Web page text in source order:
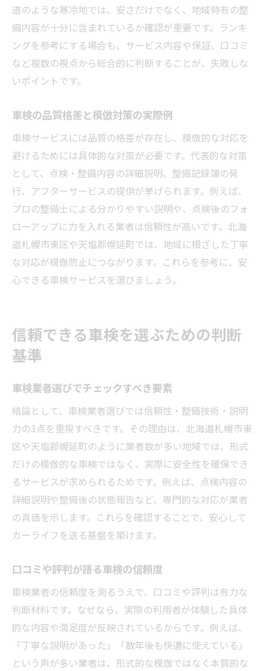
道のような寒冷地では、安さだけでなく、地域特有の整
備内容が十分に含まれているか確認が重要です。ランキ
ングを参考にする場合も、サービス内容や保証、口コミ
など複数の視点から総合的に判断することが、失敗しな
いポイントです。
車検の品質格差と模倣対策の実際例
車検サービスには品質の格差が存在し、模倣的な対応を
避けるためには具体的な対策が必要です。代表的な対策
として、点検・整備内容の詳細説明、整備記録簿の発
行、アフターサービスの提供が挙げられます。例えば、
プロの整備士による分かりやすい説明や、点検後のフォ
ローアップに力を入れる業者は信頼性が高いです。北海
道札幌市東区や天塩郡幌延町では、地域に根ざした丁寧
な対応が模倣防止につながります。これらを参考に、安
心できる車検サービスを選びましょう。
信頼できる車検を選ぶための判断
基準
車検業者選びでチェックすべき要素
結論として、車検業者選びでは信頼性・整備技術・説明
力の3点を重視すべきです。その理由は、北海道札幌市東
区や天塩郡幌延町のように業者数が多い地域では、形式
だけの模倣的な車検ではなく、実際に安全性を確保でき
るサービスが求められるためです。例えば、点検内容の
詳細説明や整備後の状態報告など、専門的な対応が業者
の真価を示します。これらを確認することで、安心して
カーライフを送る基盤を築けます。
口コミや評判が語る車検の信頼度
車検業者の信頼度を測るうえで、口コミや評判は有力な
判断材料です。なぜなら、実際の利用者が体験した具体
的な内容や満足度が反映されているからです。例えば、
「丁寧な説明があった」「数年後も快適に使えている」
という声が多い業者は、形式的な模倣ではなく本質的な